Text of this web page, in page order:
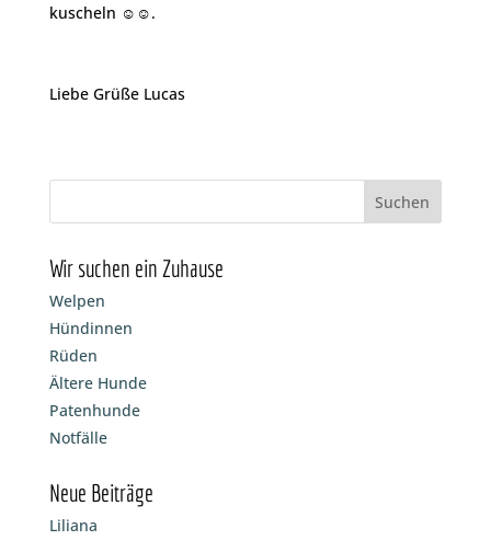
kuscheln ☺️☺️.
Liebe Grüße Lucas
Wir suchen ein Zuhause
Welpen
Hündinnen
Rüden
Ältere Hunde
Patenhunde
Notfälle
Neue Beiträge
Liliana